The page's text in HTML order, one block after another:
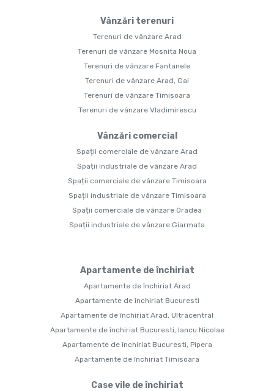
Vânzări terenuri
Terenuri de vânzare Arad
Terenuri de vânzare Mosnita Noua
Terenuri de vânzare Fantanele
Terenuri de vânzare Arad, Gai
Terenuri de vânzare Timisoara
Terenuri de vânzare Vladimirescu
Vânzări comercial
Spații comerciale de vânzare Arad
Spații industriale de vânzare Arad
Spații comerciale de vânzare Timisoara
Spații industriale de vânzare Timisoara
Spații comerciale de vânzare Oradea
Spații industriale de vânzare Giarmata
Apartamente de închiriat
Apartamente de închiriat Arad
Apartamente de închiriat Bucuresti
Apartamente de închiriat Arad, Ultracentral
Apartamente de închiriat Bucuresti, Iancu Nicolae
Apartamente de închiriat Bucuresti, Pipera
Apartamente de închiriat Timisoara
Case vile de închiriat